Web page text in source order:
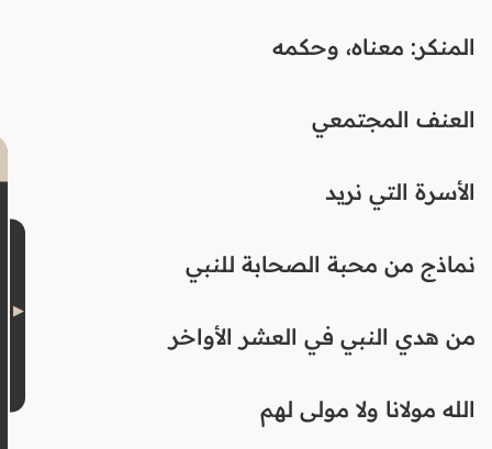
المنكر: معناه، وحكمه
العنف المجتمعي
الأسرة التي نريد
نماذج من محبة الصحابة للنبي
من هدي النبي في العشر الأواخر
الله مولانا ولا مولى لهم